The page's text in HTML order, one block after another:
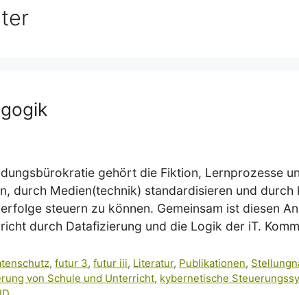
gehört die Fiktion, Lernprozesse
durch Medien(technik) standardisieren und durch
steuern zu können. Gemeinsam ist diesen
durch Datafizierung und die Logik der iT.
,futur 3,futur iii, Literatur, Publikationen,
von Schule und Unterricht, kybernetische